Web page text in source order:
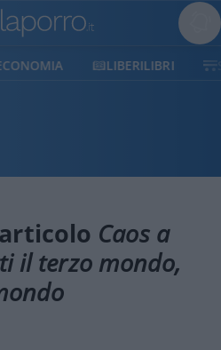
LIBERILIBRI
Caos a
il terzo mondo,